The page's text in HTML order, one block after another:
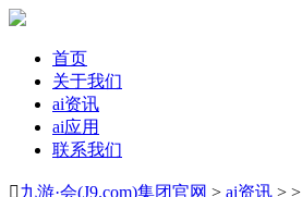
首页
关于我们
ai资讯
ai应用
联系我们
九游·会(J9.com)集团官网 > ai资讯 >